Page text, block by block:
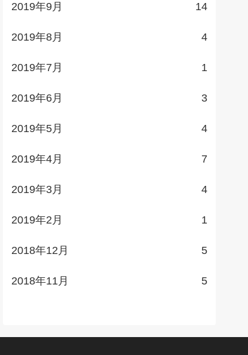
2019年9月 14
2019年8月 4
2019年7月 1
2019年6月 3
2019年5月 4
2019年4月 7
2019年3月 4
2019年2月 1
2018年12月 5
2018年11月 5